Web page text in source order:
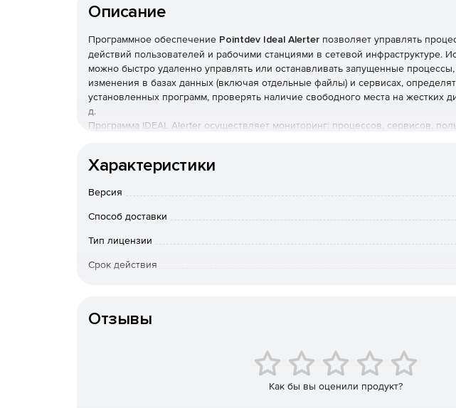
Описание
Программное обеспечение Pointdev Ideal Alerter позволяет управлять
действий пользователей и рабочими станциями в сетевой инфраструктуре.
можно быстро удаленно управлять или останавливать запущенные процессы,
изменения в базах данных (включая отдельные файлы) и сервисах,
установленных программ, проверять наличие свободного места на жестких
д.
Программа IDEAL Alerter осуществляет мониторинг: процессов, сервисов,
выполнения команд.
Характеристики
Версия
Способ доставки
Тип лицензии
Срок действия
Отзывы
Как бы вы оценили продукт?